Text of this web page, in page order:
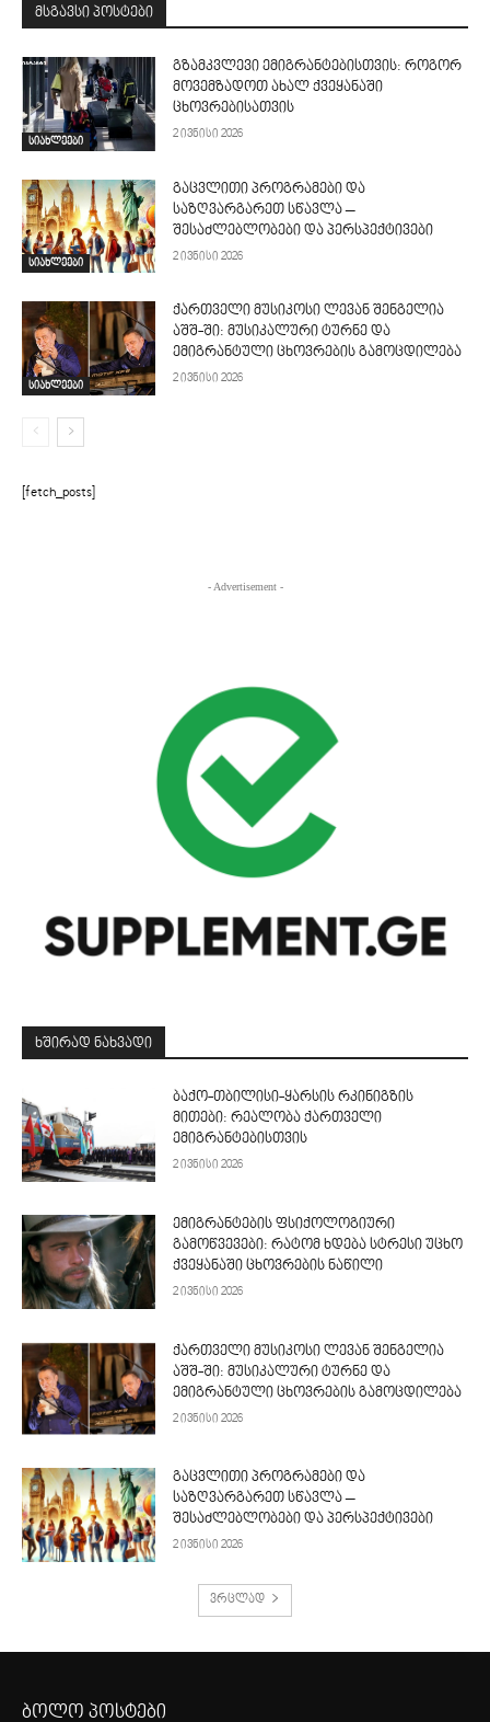
მსგავსი პოსტები
სიახლეები
გზამკვლევი ემიგრანტებისთვის: როგორ
მოვემზადოთ ახალ ქვეყანაში
ცხოვრებისათვის
2 ივნისი 2026
სიახლეები
გაცვლითი პროგრამები და
საზღვარგარეთ სწავლა –
შესაძლებლობები და პერსპექტივები
2 ივნისი 2026
სიახლეები
ქართველი მუსიკოსი ლევან შენგელია
აშშ-ში: მუსიკალური ტურნე და
ემიგრანტული ცხოვრების გამოცდილება
2 ივნისი 2026
[fetch_posts]
- Advertisement -
ᲮᲨᲘᲠᲐᲓ ᲜᲐᲮᲕᲐᲓᲘ
ბაქო-თბილისი-ყარსის რკინიგზის
მითები: რეალობა ქართველი
ემიგრანტებისთვის
2 ივნისი 2026
ემიგრანტების ფსიქოლოგიური
გამოწვევები: რატომ ხდება სტრესი უცხო
ქვეყანაში ცხოვრების ნაწილი
2 ივნისი 2026
ქართველი მუსიკოსი ლევან შენგელია
აშშ-ში: მუსიკალური ტურნე და
ემიგრანტული ცხოვრების გამოცდილება
2 ივნისი 2026
გაცვლითი პროგრამები და
საზღვარგარეთ სწავლა –
შესაძლებლობები და პერსპექტივები
2 ივნისი 2026
ვრცლად
ბოლო პოსტები